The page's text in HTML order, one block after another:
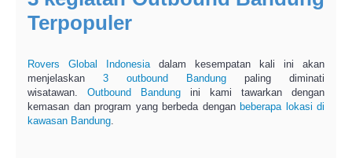
Terpopuler
Rovers Global Indonesiadalam kesempatan kali ini akan
menjelaskan 3 outbound Bandung paling diminati
wisatawan. Outbound Bandung ini kami tawarkan dengan
kemasan dan program yang berbeda dengan beberapa lokasi di
kawasan Bandung.